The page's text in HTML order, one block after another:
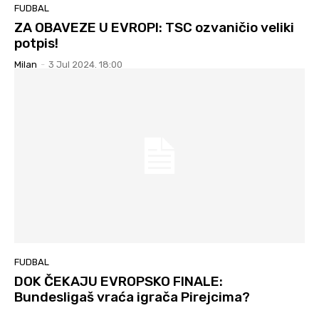
FUDBAL
ZA OBAVEZE U EVROPI: TSC ozvaničio veliki
potpis!
Milan - 3 Jul 2024. 18:00
FUDBAL
DOK ČEKAJU EVROPSKO FINALE:
Bundesligaš vraća igrača Pirejcima?